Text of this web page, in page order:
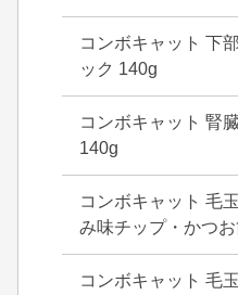
コンボキャット 下
ック 140g
コンボキャット 腎
140g
コンボキャット 毛
み味チップ・かつ
コンボキャット 毛